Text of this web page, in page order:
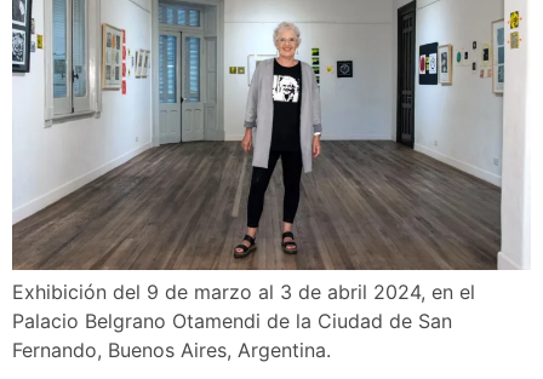
Exhibición del 9 de marzo al 3 de abril 2024, en el
Palacio Belgrano Otamendi de la Ciudad de San
Fernando, Buenos Aires, Argentina.